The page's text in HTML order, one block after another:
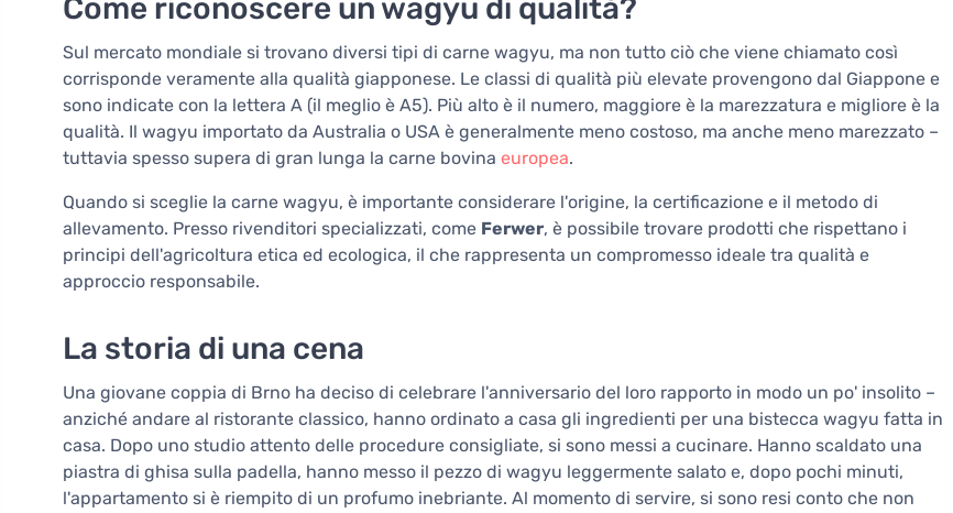
Come riconoscere un wagyu di qualità?
Sul mercato mondiale si trovano diversi tipi di carne wagyu, ma non tutto ciò che viene chiamato così
corrisponde veramente alla qualità giapponese. Le classi di qualità più elevate provengono dal Giappone e
sono indicate con la lettera A (il meglio è A5). Più alto è il numero, maggiore è la marezzatura e migliore è la
qualità. Il wagyu importato da Australia o USA è generalmente meno costoso, ma anche meno marezzato –
tuttavia spesso supera di gran lunga la carne bovina europea.
Quando si sceglie la carne wagyu, è importante considerare l'origine, la certificazione e il metodo di
allevamento. Presso rivenditori specializzati, come Ferwer, è possibile trovare prodotti che rispettano i
principi dell'agricoltura etica ed ecologica, il che rappresenta un compromesso ideale tra qualità e
approccio responsabile.
La storia di una cena
Una giovane coppia di Brno ha deciso di celebrare l'anniversario del loro rapporto in modo un po' insolito –
anziché andare al ristorante classico, hanno ordinato a casa gli ingredienti per una bistecca wagyu fatta in
casa. Dopo uno studio attento delle procedure consigliate, si sono messi a cucinare. Hanno scaldato una
piastra di ghisa sulla padella, hanno messo il pezzo di wagyu leggermente salato e, dopo pochi minuti,
l'appartamento si è riempito di un profumo inebriante. Al momento di servire, si sono resi conto che non